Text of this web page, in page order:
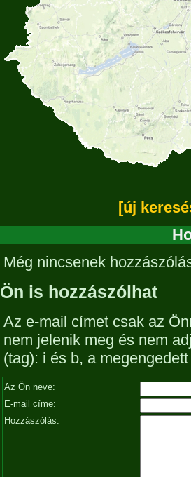
[új
Még nincsenek
Ön is hozzászólhat
Az e-mail címet csak az
nem jelenik meg és nem
(tag): i és b, a
Az Ön neve:
E-mail címe:
Hozzászólás: